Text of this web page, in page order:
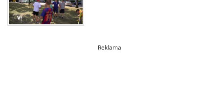
Reklama